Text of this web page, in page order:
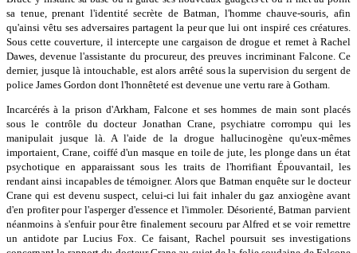
sa tenue, prenant l'identité secrète de Batman, l'homme chauve-souris, afin
qu'ainsi vêtu ses adversaires partagent la peur que lui ont inspiré ces créatures.
Sous cette couverture, il intercepte une cargaison de drogue et remet à Rachel
Dawes, devenue l'assistante du procureur, des preuves incriminant Falcone. Ce
dernier, jusque là intouchable, est alors arrêté sous la supervision du sergent de
police James Gordon dont l'honnêteté est devenue une vertu rare à Gotham.
Incarcérés à la prison d'Arkham, Falcone et ses hommes de main sont placés
sous le contrôle du docteur Jonathan Crane, psychiatre corrompu qui les
manipulait jusque là. A l'aide de la drogue hallucinogène qu'eux-mêmes
importaient, Crane, coiffé d'un masque en toile de jute, les plonge dans un état
psychotique en apparaissant sous les traits de l'horrifiant Épouvantail, les
rendant ainsi incapables de témoigner. Alors que Batman enquête sur le docteur
Crane qui est devenu suspect, celui-ci lui fait inhaler du gaz anxiogène avant
d'en profiter pour l'asperger d'essence et l'immoler. Désorienté, Batman parvient
néanmoins à s'enfuir pour être finalement secouru par Alfred et se voir remettre
un antidote par Lucius Fox. Ce faisant, Rachel poursuit ses investigations